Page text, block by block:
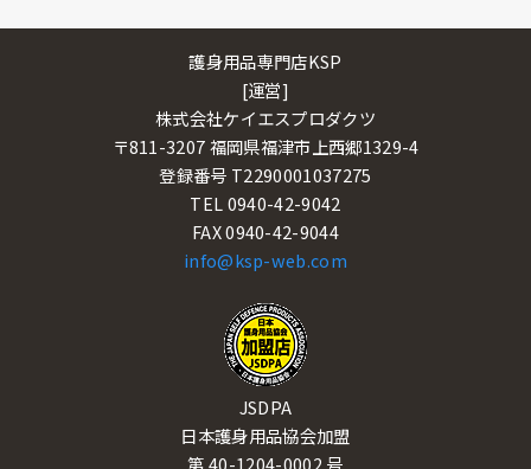
護身用品専門店KSP
[運営]
株式会社ケイエスプロダクツ
〒811-3207 福岡県福津市上西郷1329-4
登録番号 T2290001037275
TEL 0940-42-9042
FAX 0940-42-9044
info@ksp-web.com
JSDPA
日本護身用品協会加盟
第 40-1204-0002 号